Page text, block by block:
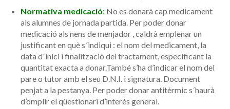
Normativa medicació: No es donarà cap medicament
als alumnes de jornada partida. Per poder donar
medicació als nens de menjador , caldrà emplenar un
justificant en què s´indiqui : el nom del medicament, la
data d´inici i finalització del tractament, especificant la
quantitat exacta a donar.També s’ha d’indicar el nom del
pare o tutor amb el seu D.N.I. i signatura. Document
penjat a la pestanya. Per poder donar antitèrmic s´haurà
d’omplir el qüestionari d’interès general.